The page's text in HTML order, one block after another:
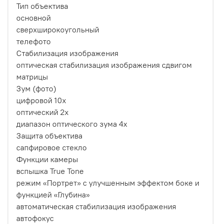
Тип объектива
основной
сверхширокоугольный
телефото
Стабилизация изображения
оптическая стабилизация изображения сдвигом
матрицы
Зум (фото)
цифровой 10x
оптический 2x
диапазон оптического зума 4x
Защита объектива
сапфировое стекло
Функции камеры
вспышка True Tone
режим «Портрет» с улучшенным эффектом боке и
функцией «Глубина»
автоматическая стабилизация изображения
автофокус